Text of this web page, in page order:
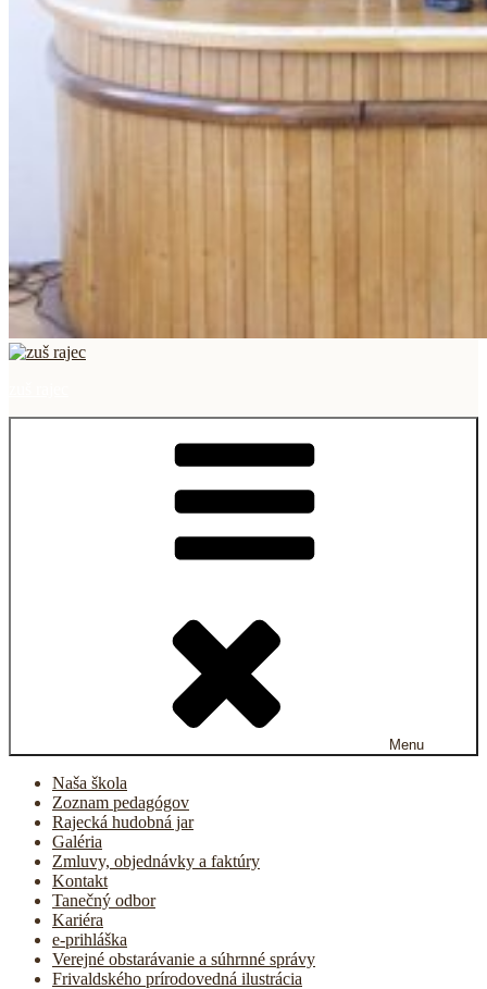
Menu
Naša škola
Zoznam pedagógov
Rajecká hudobná jar
Galéria
Zmluvy, objednávky a faktúry
Kontakt
Tanečný odbor
Kariéra
e-prihláška
Verejné obstarávanie a súhrnné správy
Frivaldského prírodovedná ilustrácia